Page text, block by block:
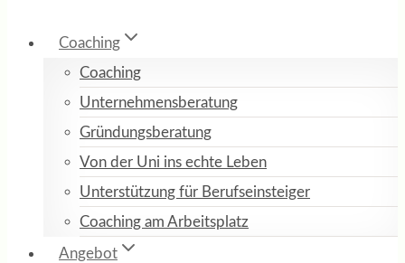
Coaching
Coaching
Unternehmensberatung
Gründungsberatung
Von der Uni ins echte Leben
Unterstützung für Berufseinsteiger
Coaching am Arbeitsplatz
Angebot